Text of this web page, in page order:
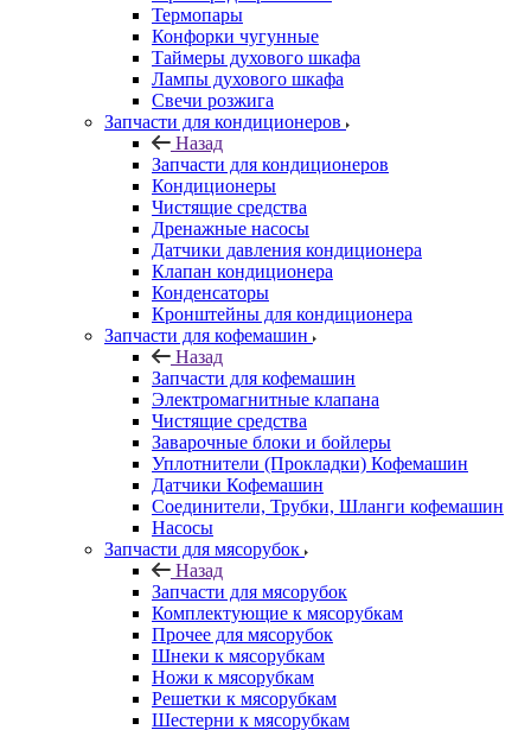
Термопары
Конфорки чугунные
Таймеры духового шкафа
Лампы духового шкафа
Свечи розжига
Запчасти для кондиционеров
Назад
Запчасти для кондиционеров
Кондиционеры
Чистящие средства
Дренажные насосы
Датчики давления кондиционера
Клапан кондиционера
Конденсаторы
Кронштейны для кондиционера
Запчасти для кофемашин
Назад
Запчасти для кофемашин
Электромагнитные клапана
Чистящие средства
Заварочные блоки и бойлеры
Уплотнители (Прокладки) Кофемашин
Датчики Кофемашин
Соединители, Трубки, Шланги кофемашин
Насосы
Запчасти для мясорубок
Назад
Запчасти для мясорубок
Комплектующие к мясорубкам
Прочее для мясорубок
Шнеки к мясорубкам
Ножи к мясорубкам
Решетки к мясорубкам
Шестерни к мясорубкам